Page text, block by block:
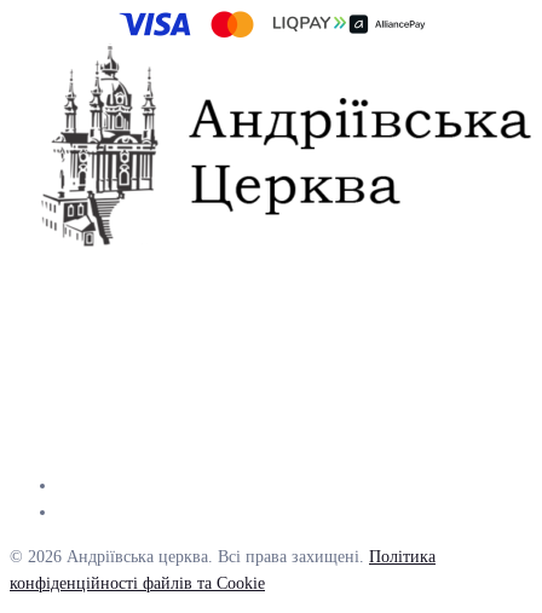
© 2026 Андріївська церква. Всі права захищені. Політика
конфіденційності файлів та Cookie